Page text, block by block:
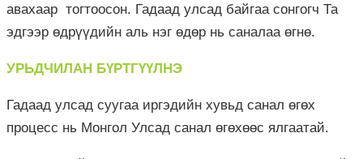
авахаар тогтоосон. Гадаад улсад байгаа сонгогч Та
эдгээр өдрүүдийн аль нэг өдөр нь саналаа өгнө.
УРЬДЧИЛАН БҮРТГҮҮЛНЭ
Гадаад улсад суугаа иргэдийн хувьд санал өгөх
процесс нь Монгол Улсад санал өгөхөөс ялгаатай.